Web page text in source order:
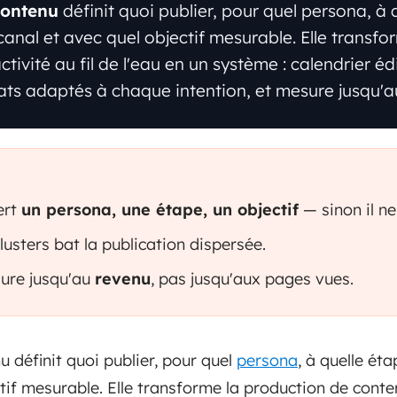
définit quoi publier, pour quel persona, à
et avec quel objectif mesurable. Elle
au fil de l'eau en un système : calendrier
adaptés à chaque intention, et mesure
un persona, une étape, un objectif — sinon il
bat la publication dispersée.
jusqu'au revenu, pas jusqu'aux pages vues.
définit quoi publier, pour quel persona, à quelle
mesurable. Elle transforme la production de